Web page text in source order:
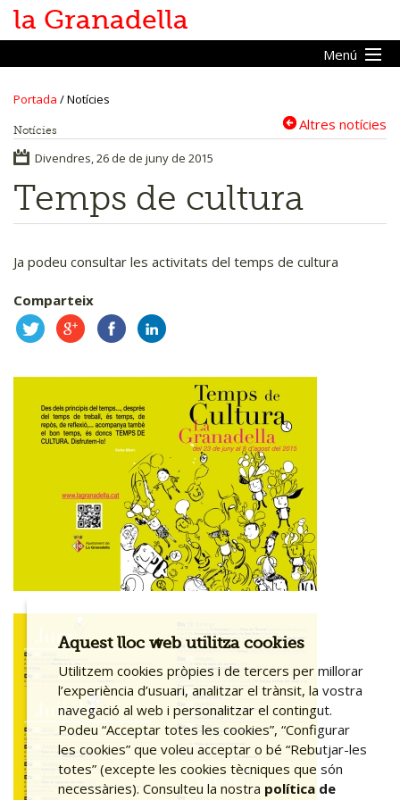
la Granadella
Menú
Vine a la Granadella
Ajuntament
Portada /Notícies
Notícies Altres notícies
Divendres, 26 de de juny de 2015
Temps de cultura
Ja podeu consultar les activitats del temps de cultura
Comparteix
Aquest lloc web utilitza cookies
Utilitzem cookies pròpies i de tercers per millorar
l’experiència d’usuari, analitzar el trànsit, la vostra
navegació al web i personalitzar el contingut.
Podeu “Acceptar totes les cookies”, “Configurar
les cookies” que voleu acceptar o bé “Rebutjar-les
totes” (excepte les cookies tècniques que són
necessàries). Consulteu la nostra política de